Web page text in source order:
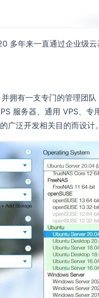
多年来一直通过企业级
拥有一支专门的管理团
服务器、通用 VPS、
广泛开发相关目的而设计。